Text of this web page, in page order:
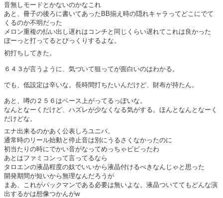
音無しモードとかないのかなこれ
あと、冊子の後ろに書いてあったBB揃え時の隠れキャラってどこにでて
くるのか不明だった
メロン重複の払い出し遅れはコンチと同じくらい遅れてこれは良かった
ぼーっと打ってるとびっくりするよな。
初打ちしてきた。
６４３が言うように、気づいて狙ってが面白いのはわかる。
でも、低設定は辛いな。長時間打ちたいんだけど、財布が持たん。
あと、噂の２５６はベース上がってるっぽいな。
なんとなーくだけど、ハズレが少なくなる気がする。ほんとなんとなーく
だけどな。
エナ出来るのかあく公表しろユニバ。
通常時のリール始動と停止音は別にうるさくなかったのに
初当たりの時にでかい音がなってめっちゃビビったわ
あとはファミコンって言ってるなら
タロエンの液晶程度の奴でいいから液晶付けるべきなんじゃと思った
開発期間が短いから無理なんだろうが
まあ、これがパックマンである必要は無いよな。液晶ついててもどんな演
出するかは想像つかんがw